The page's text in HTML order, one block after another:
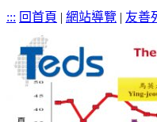
::: 回首頁 | 網站導覽 | 友善